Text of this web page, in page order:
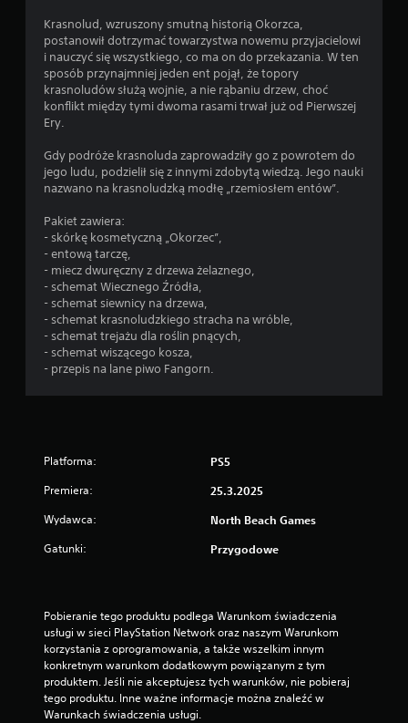
Krasnolud, wzruszony smutną historią Okorzca,
postanowił dotrzymać towarzystwa nowemu przyjacielowi
i nauczyć się wszystkiego, co ma on do przekazania. W ten
sposób przynajmniej jeden ent pojął, że topory
krasnoludów służą wojnie, a nie rąbaniu drzew, choć
konflikt między tymi dwoma rasami trwał już od Pierwszej
Ery.
Gdy podróże krasnoluda zaprowadziły go z powrotem do
jego ludu, podzielił się z innymi zdobytą wiedzą. Jego nauki
nazwano na krasnoludzką modłę „rzemiosłem entów”.
Pakiet zawiera:
- skórkę kosmetyczną „Okorzec”,
- entową tarczę,
- miecz dwuręczny z drzewa żelaznego,
- schemat Wiecznego Źródła,
- schemat siewnicy na drzewa,
- schemat krasnoludzkiego stracha na wróble,
- schemat trejażu dla roślin pnących,
- schemat wiszącego kosza,
- przepis na lane piwo Fangorn.
Platforma: PS5
Premiera: 25.3.2025
Wydawca: North Beach Games
Gatunki: Przygodowe
Pobieranie tego produktu podlega Warunkom świadczenia
usługi w sieci PlayStation Network oraz naszym Warunkom
korzystania z oprogramowania, a także wszelkim innym
konkretnym warunkom dodatkowym powiązanym z tym
produktem. Jeśli nie akceptujesz tych warunków, nie pobieraj
tego produktu. Inne ważne informacje można znaleźć w
Warunkach świadczenia usługi.